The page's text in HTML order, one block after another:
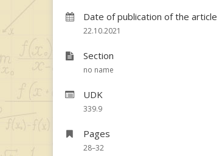
Date of publication of the article
22.10.2021
Section
no name
UDK
339.9
Pages
28–32